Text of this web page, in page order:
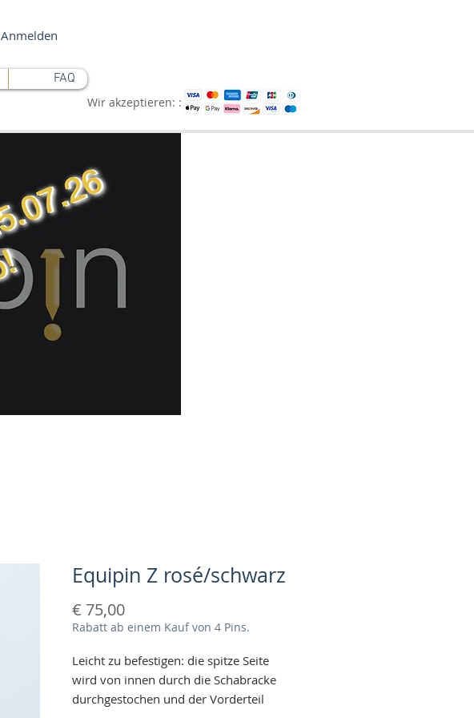
Anmelden
FAQ
Wir akzeptieren: :
Equipin Z rosé/schwarz
€ 75,00Preis
Rabatt ab einem Kauf von 4 Pins.
Leicht zu befestigen: die spitze Seite
wird von innen durch die Schabracke
durchgestochen und der Vorderteil